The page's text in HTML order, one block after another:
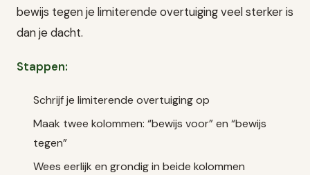
bewijs tegen je limiterende overtuiging veel sterker is
dan je dacht.
Stappen:
Schrijf je limiterende overtuiging op
Maak twee kolommen: “bewijs voor” en “bewijs
tegen”
Wees eerlijk en grondig in beide kolommen